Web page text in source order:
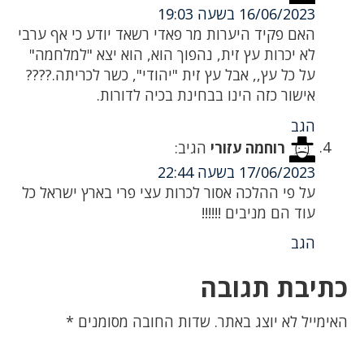
16/06/2023 בשעה 19:03
האם פקיד היערות מר פאדי רשאד יודע כי אף ערבי
לא יכרות עץ זית, נהפוך הוא, הוא יצא "למלחמה"
על כל עץ,, אבל עץ זית "יהודי", כשר לכריתה.????
אישור כזה הינו בבחינת בכיה לדורות.
הגב
רוחמה עזורי הגיב:
17/06/2023 בשעה 22:44
על פי ההלכה אסור לכרות עצי פרי בארץ ישראל כל
עוד הם מניבים !!!!!!
הגב
כתיבת תגובה
האימייל לא יוצג באתר. שדות החובה מסומנים *